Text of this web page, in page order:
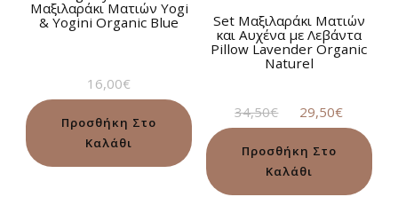
Μαξιλαράκι Ματιών Yogi
& Yogini Organic Blue
16,00€
Προσθήκη Στο
Καλάθι
Set Μαξιλαράκι Ματιών
και Αυχένα με Λεβάντα
Pillow Lavender Organic
Naturel
34,50€
Original
price
was:
34,50€.
29,50€
τιμή
είναι:
29,50€.
Προσθήκη Στο
Καλάθι